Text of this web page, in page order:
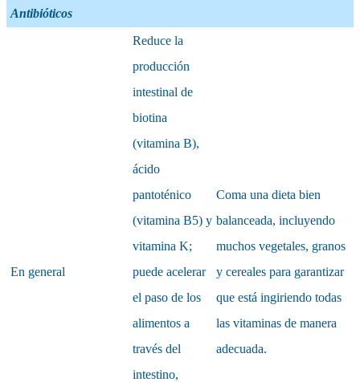
Antibióticos
En general
Reduce la
producción
intestinal de
biotina
(vitamina B),
ácido
pantoténico
(vitamina B5) y
vitamina K;
puede acelerar
el paso de los
alimentos a
través del
intestino,
Coma una dieta bien
balanceada, incluyendo
muchos vegetales, granos
y cereales para garantizar
que está ingiriendo todas
las vitaminas de manera
adecuada.